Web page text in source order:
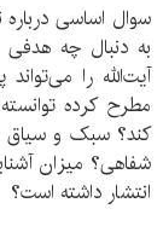
سوال اساسی
به دنبال چه هدفی
آیت‌الله را
مطرح کرده
کند؟ سبک و سیاق
شفاهی؟ میزان
انتشار داشته است؟